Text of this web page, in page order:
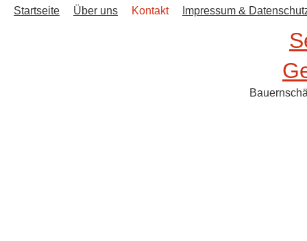
Startseite Über uns Kontakt Impressum &